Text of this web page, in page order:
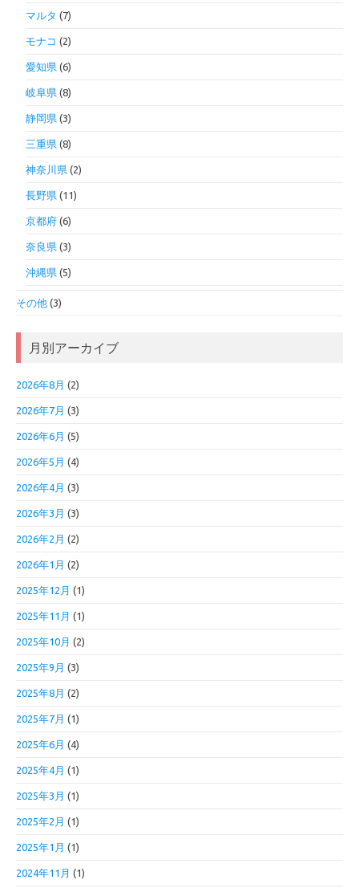
マルタ (7)
モナコ (2)
愛知県 (6)
岐阜県 (8)
静岡県 (3)
三重県 (8)
神奈川県 (2)
長野県 (11)
京都府 (6)
奈良県 (3)
沖縄県 (5)
その他 (3)
月別アーカイブ
2026年8月 (2)
2026年7月 (3)
2026年6月 (5)
2026年5月 (4)
2026年4月 (3)
2026年3月 (3)
2026年2月 (2)
2026年1月 (2)
2025年12月 (1)
2025年11月 (1)
2025年10月 (2)
2025年9月 (3)
2025年8月 (2)
2025年7月 (1)
2025年6月 (4)
2025年4月 (1)
2025年3月 (1)
2025年2月 (1)
2025年1月 (1)
2024年11月 (1)